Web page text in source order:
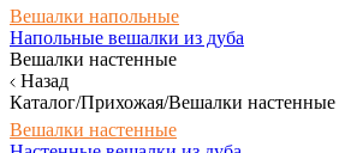
Вешалки напольные
Напольные вешалки из дуба
Вешалки настенные
Назад
Каталог/Прихожая/Вешалки настенные
Вешалки настенные